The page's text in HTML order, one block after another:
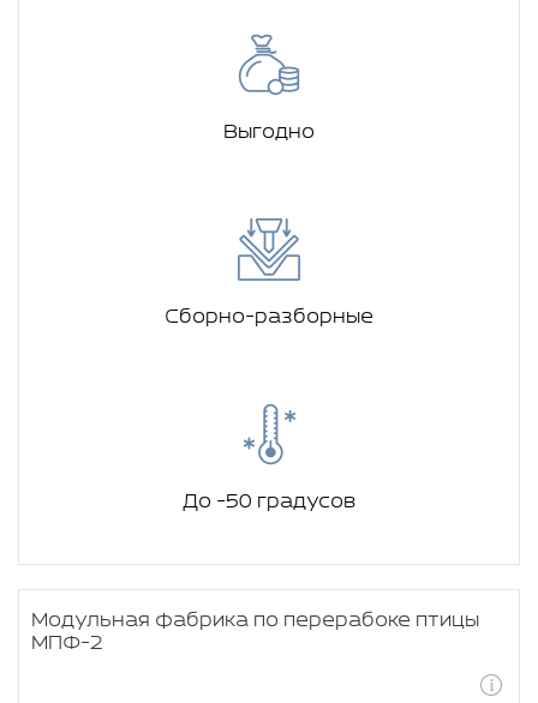
Выгодно
Сборно-разборные
До -50 градусов
Модульная фабрика по перерабоке птицы
МПФ-2